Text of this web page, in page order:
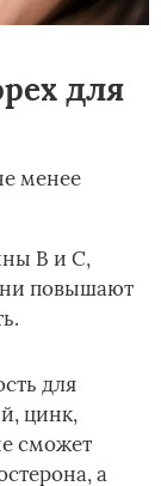
для
менее
В и С,
повышают
для
цинк,
сможет
а